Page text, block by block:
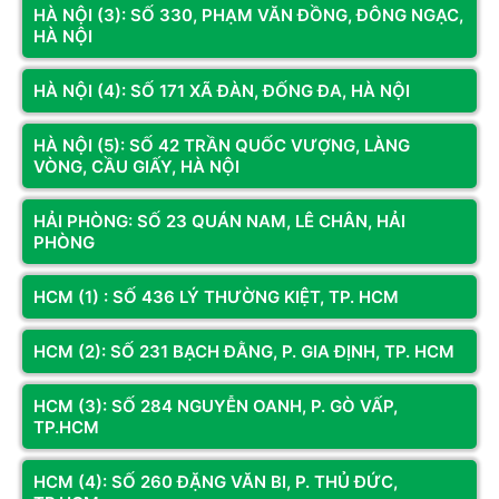
PC Đồ Họa Core I5 14600KF | GTX 1060 6G | Ram 16G |
NVMe 512G – Hiệu Năng Vượt Trội - Chiến Game Đỉnh
Cao
Nếu bạn đang tìm kiếm một bộ máy mạnh mẽ vừa phục vụ
chơi game cấu hình cao, vừa đáp ứng tốt nhu cầu thiết kế đồ
họa, render, chỉnh sửa video chuyên nghiệp, thì PCCore I5
14600KF | GTX 1060 6G | Ram 32G | NVMe 512G
hoàn hảo. Cấu hình này mang lại hiệu suất xử lý vượt trội, khả
năng làm việc ổn định lâu dài và sẵn sàng chinh phục mọi tác
vụ nặng.
HÀ NỘI (3): SỐ 330, PHẠM VĂN ĐỒNG, ĐÔNG NGẠC,
HÀ NỘI
HÀ NỘI (4): SỐ 171 XÃ ĐÀN, ĐỐNG ĐA, HÀ NỘI
HÀ NỘI (5): SỐ 42 TRẦN QUỐC VƯỢNG, LÀNG
VÒNG, CẦU GIẤY, HÀ NỘI
HẢI PHÒNG: SỐ 23 QUÁN NAM, LÊ CHÂN, HẢI
PHÒNG
HCM (1) : SỐ 436 LÝ THƯỜNG KIỆT, TP. HCM
HCM (2): SỐ 231 BẠCH ĐẰNG, P. GIA ĐỊNH, TP. HCM
HCM (3): SỐ 284 NGUYỄN OANH, P. GÒ VẤP,
TP.HCM
HCM (4): SỐ 260 ĐẶNG VĂN BI, P. THỦ ĐỨC,